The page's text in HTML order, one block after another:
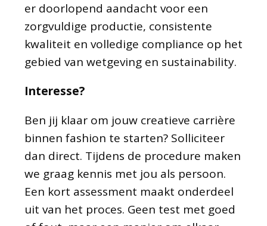
er doorlopend aandacht voor een
zorgvuldige productie, consistente
kwaliteit en volledige compliance op het
gebied van wetgeving en sustainability.
Interesse?
Ben jij klaar om jouw creatieve carrière
binnen fashion te starten? Solliciteer
dan direct. Tijdens de procedure maken
we graag kennis met jou als persoon.
Een kort assessment maakt onderdeel
uit van het proces. Geen test met goed